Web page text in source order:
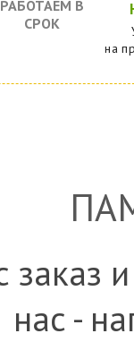
РАБОТАЕМ В
СРОК
на
нас -